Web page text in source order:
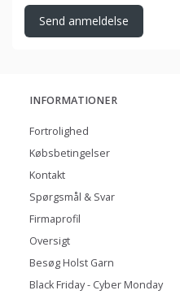
Send anmeldelse
INFORMATIONER
Fortrolighed
Købsbetingelser
Kontakt
Spørgsmål & Svar
Firmaprofil
Oversigt
Besøg Holst Garn
Black Friday - Cyber Monday